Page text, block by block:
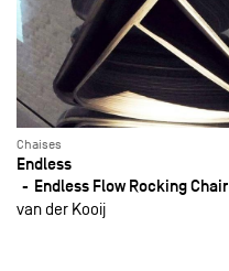
Chaises
Endless
Endless Flow Rocking Chair
van der Kooij